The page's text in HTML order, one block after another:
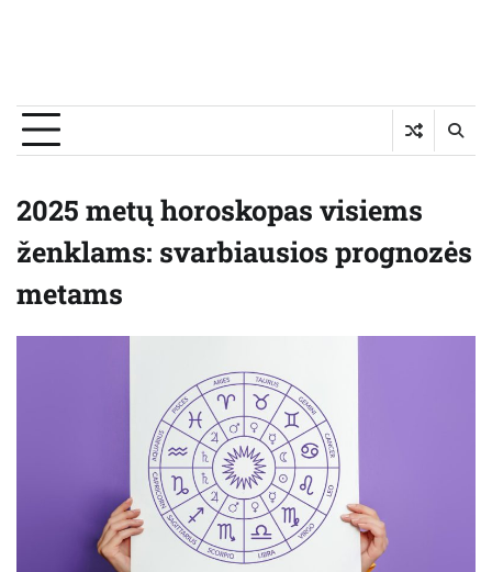
2025 metų horoskopas visiems
ženklams: svarbiausios prognozės
metams